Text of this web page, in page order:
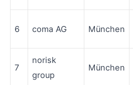
6 coma AG München
7
norisk
group
München